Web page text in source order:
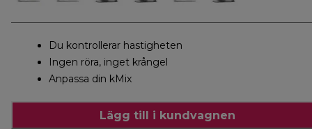
Du kontrollerar hastigheten
Ingen röra, inget krångel
Anpassa din kMix
Lägg till i kundvagnen